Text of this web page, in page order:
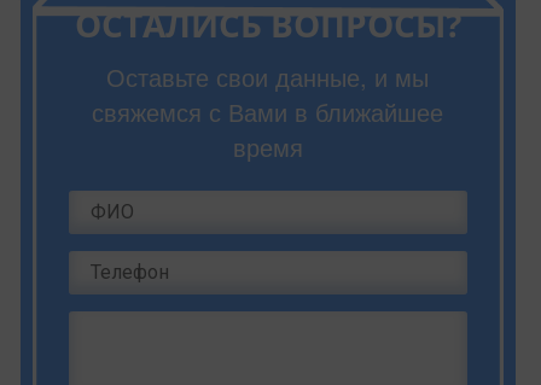
ОСТАЛИСЬ ВОПРОСЫ?
Оставьте свои данные, и мы
свяжемся с Вами в ближайшее
время